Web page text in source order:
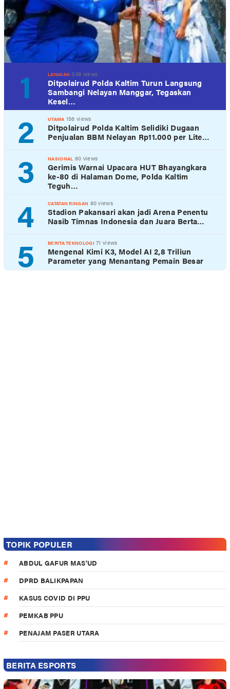
1 LAYANAN 338 views
Ditpolairud Polda Kaltim Turun Langsung
Sambangi Nelayan Manggar, Tegaskan
Kesel…
2 UTAMA 156 views
Ditpolairud Polda Kaltim Selidiki Dugaan
Penjualan BBM Nelayan Rp11.000 per Lite…
3 NASIONAL 80 views
Gerimis Warnai Upacara HUT Bhayangkara
ke-80 di Halaman Dome, Polda Kaltim
Teguh…
4 CATATAN RINGAN 80 views
Stadion Pakansari akan jadi Arena Penentu
Nasib Timnas Indonesia dan Juara Berta…
5 BERITA TEKNOLOGI 71 views
Mengenal Kimi K3, Model AI 2,8 Triliun
Parameter yang Menantang Pemain Besar
TOPIK POPULER
ABDUL GAFUR MAS'UD
DPRD BALIKPAPAN
KASUS COVID DI PPU
PEMKAB PPU
PENAJAM PASER UTARA
BERITA ESPORTS